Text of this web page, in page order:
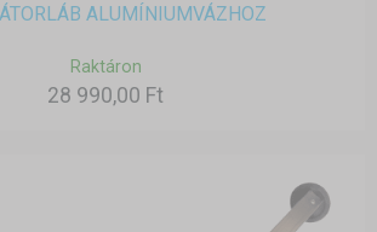
ALUMÍNIUMVÁZHOZ
Raktáron
28 990,00 Ft